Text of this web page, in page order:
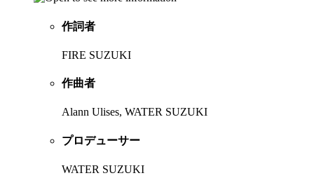
作詞者
FIRE SUZUKI
作曲者
Alann Ulises, WATER SUZUKI
プロデューサー
WATER SUZUKI